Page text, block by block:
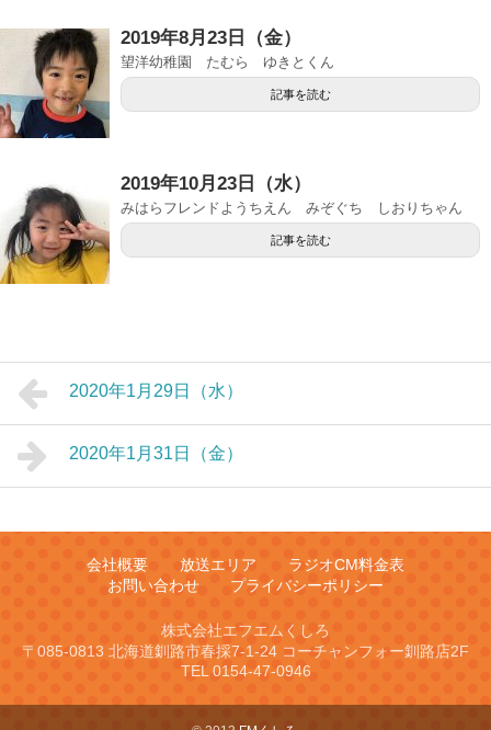
2019年8月23日（金）
望洋幼稚園 たむら ゆきとくん
記事を読む
2019年10月23日（水）
みはらフレンドようちえん みぞぐち しおりちゃん
記事を読む
2020年1月29日（水）
2020年1月31日（金）
会社概要 放送エリア
ラジオCM料金表
お問い合わせ
プライバシーポリシー
株式会社エフエムくしろ
〒085-0813 北海道釧路市春採7-1-24 コーチャンフォー釧路店2F
TEL 0154-47-0946